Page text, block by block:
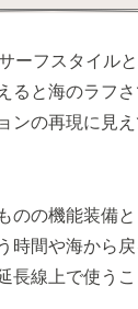
ーフスタイル
ると海のラフ
ンの再現に見
のの機能装備
時間や海から
長線上で使うこ